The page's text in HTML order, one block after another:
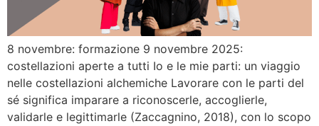
8 novembre: formazione 9 novembre 2025:
costellazioni aperte a tutti Io e le mie parti: un viaggio
nelle costellazioni alchemiche Lavorare con le parti del
sé significa imparare a riconoscerle, accoglierle,
validarle e legittimarle (Zaccagnino, 2018), con lo scopo